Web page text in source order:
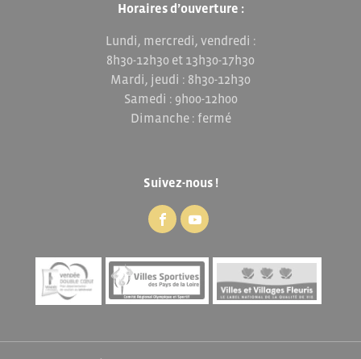
Horaires d’ouverture :
Lundi, mercredi, vendredi :
8h30-12h30 et 13h30-17h30
Mardi, jeudi : 8h30-12h30
Samedi : 9h00-12h00
Dimanche : fermé
Suivez-nous !